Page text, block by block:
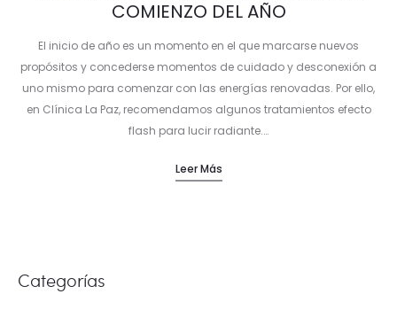
COMIENZO DEL AÑO
El inicio de año es un momento en el que marcarse nuevos
propósitos y concederse momentos de cuidado y desconexión a
uno mismo para comenzar con las energías renovadas. Por ello,
en Clínica La Paz, recomendamos algunos tratamientos efecto
flash para lucir radiante.…
Leer Más
Categorías